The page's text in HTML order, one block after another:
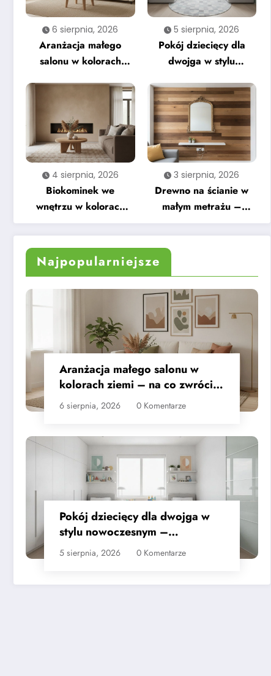
6 sierpnia, 2026
Aranżacja małego
salonu w kolorach
5 sierpnia, 2026
Pokój dziecięcy dla
dwojga w stylu
praktyczne wskazówki
4 sierpnia, 2026
Biokominek we
wnętrzu w kolorach
ziemi – kompletny
przewodnik
3 sierpnia, 2026
Drewno na ścianie w
małym metrażu –
najczęstsze błędy
Najpopularniejsze
Aranżacja małego salonu w
kolorach ziemi – na co zwrócić
uwagę
6 sierpnia, 2026 0 Komentarze
Pokój dziecięcy dla dwojga w
stylu nowoczesnym –
praktyczne wskazówki
5 sierpnia, 2026 0 Komentarze